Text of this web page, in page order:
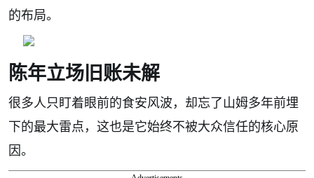
的布局。
陈年立场旧账未解
很多人只盯着眼前的食安风波，却忘了山姆多年前埋
下的最大雷点，这也是它始终不被大众信任的核心原
因。